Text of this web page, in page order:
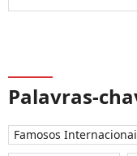
Palavras-
Famosos